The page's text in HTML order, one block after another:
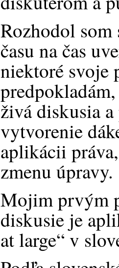
Rozhodol som
času na čas
niektoré svoje
živá diskusia
vytvorenie
aplikácii
zmenu úpravy.
Mojim prvým
diskusie je
at large“ v